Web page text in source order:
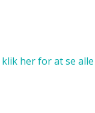
klik her for at se